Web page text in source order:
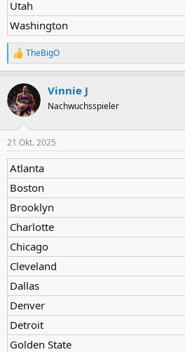
Utah
Washington
R
e
k
t
i
e
n
:
TheBigO
Vinnie J
Nachwuchsspieler
21 Okt. 2025
Atlanta
Boston
Brooklyn
Charlotte
Chicago
Cleveland
Dallas
Denver
Detroit
Golden State